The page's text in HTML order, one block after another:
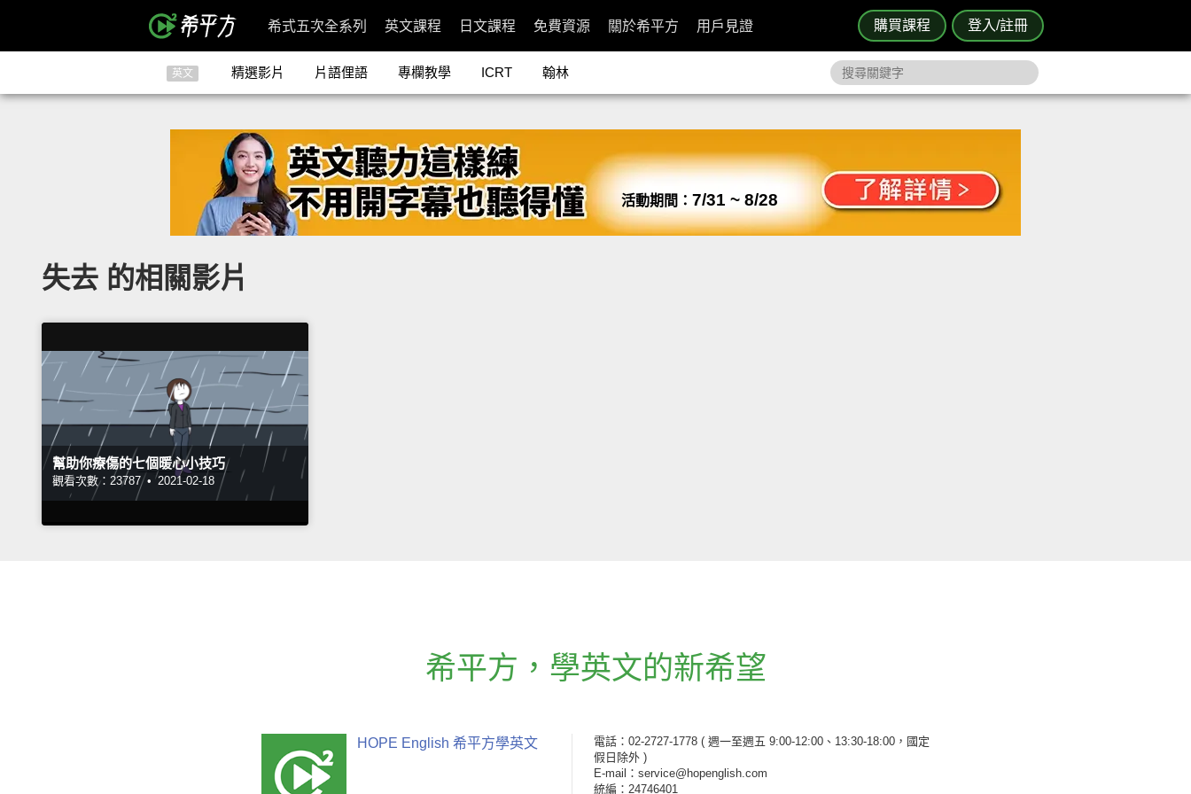
購買課程 登入/註冊
希式五次全系列 英文課程 日文課程 免費資源 關於希平方 用戶見證
英文 精選影片 片語俚語 專欄教學 ICRT 翰林
活動期間： 7/31 ~ 8/28
失去 的相關影片
幫助你療傷的七個暖心小技巧
觀看次數：23787 • 2021-02-18
希平方 ， 學英文的新希望
HOPE English 希平方學英文 電話：02-2727-1778 ( 週一至週五 9:00-12:00、13:30-18:00，國定
假日除外 )
E-mail：service@hopenglish.com
統編：24746401